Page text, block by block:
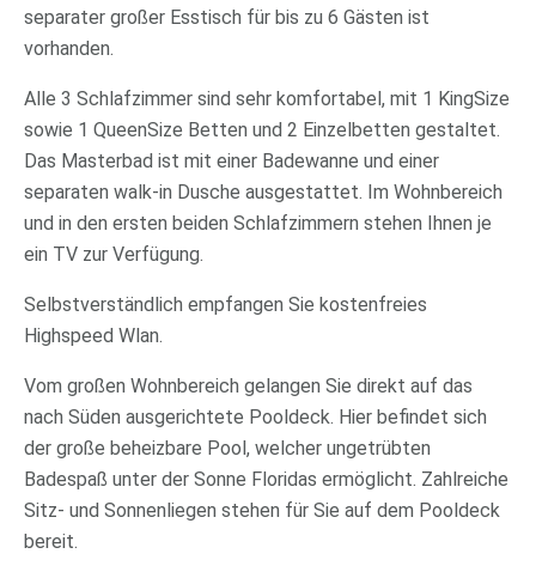
separater großer Esstisch für bis zu 6 Gästen ist
vorhanden.
Alle 3 Schlafzimmer sind sehr komfortabel, mit 1 KingSize
sowie 1 QueenSize Betten und 2 Einzelbetten gestaltet.
Das Masterbad ist mit einer Badewanne und einer
separaten walk-in Dusche ausgestattet. Im Wohnbereich
und in den ersten beiden Schlafzimmern stehen Ihnen je
ein TV zur Verfügung.
Selbstverständlich empfangen Sie kostenfreies
Highspeed Wlan.
Vom großen Wohnbereich gelangen Sie direkt auf das
nach Süden ausgerichtete Pooldeck. Hier befindet sich
der große beheizbare Pool, welcher ungetrübten
Badespaß unter der Sonne Floridas ermöglicht. Zahlreiche
Sitz- und Sonnenliegen stehen für Sie auf dem Pooldeck
bereit.